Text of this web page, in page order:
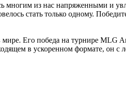
из нас напряженными и
стать только одному.
Его победа на турнире MLG
в ускоренном формате, он с